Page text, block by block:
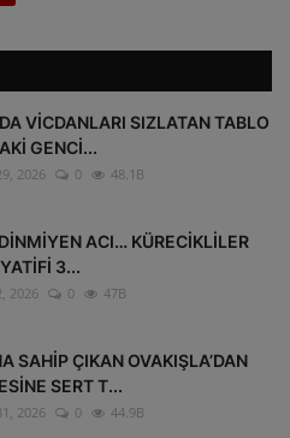
VİCDANLARI SIZLATAN TABLO
GENCİ...
2026 0 48.1B
ACI… KÜRECİKLİLER
3...
2026 0 47B
SAHİP ÇIKAN OVAKIŞLA’DAN
SERT T...
2026 0 44.9B